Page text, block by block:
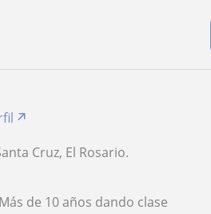
Cruz, El Rosario.
más de 10 años dando clase